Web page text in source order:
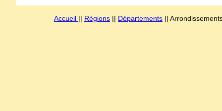
Accueil || Régions || Départements ||